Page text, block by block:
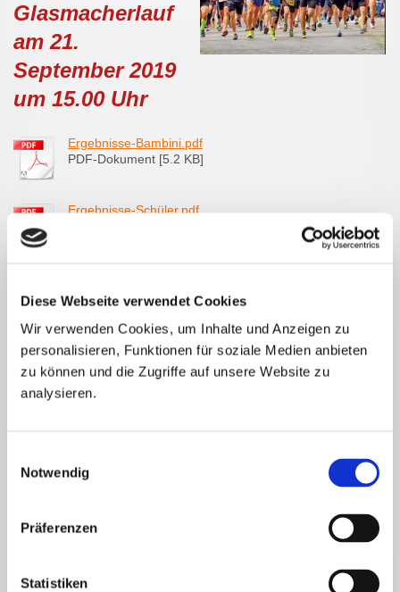
Diese Webseite verwendet Cookies
Wir verwenden Cookies, um Inhalte und Anzeigen zu
personalisieren, Funktionen für soziale Medien anbieten
zu können und die Zugriffe auf unsere Website zu
analysieren.
Notwendig
Präferenzen
Statistiken
Glasmacherlauf
am 21.
September 2019
um 15.00 Uhr
Ergebnisse-Bambini.pdf
PDF-Dokument [5.2 KB]
Ergebnisse-Schüler.pdf
PDF-Dokument [6.1 KB]
Ergebnisse-Hauptlauf.pdf
PDF-Dokument [7.0 KB]